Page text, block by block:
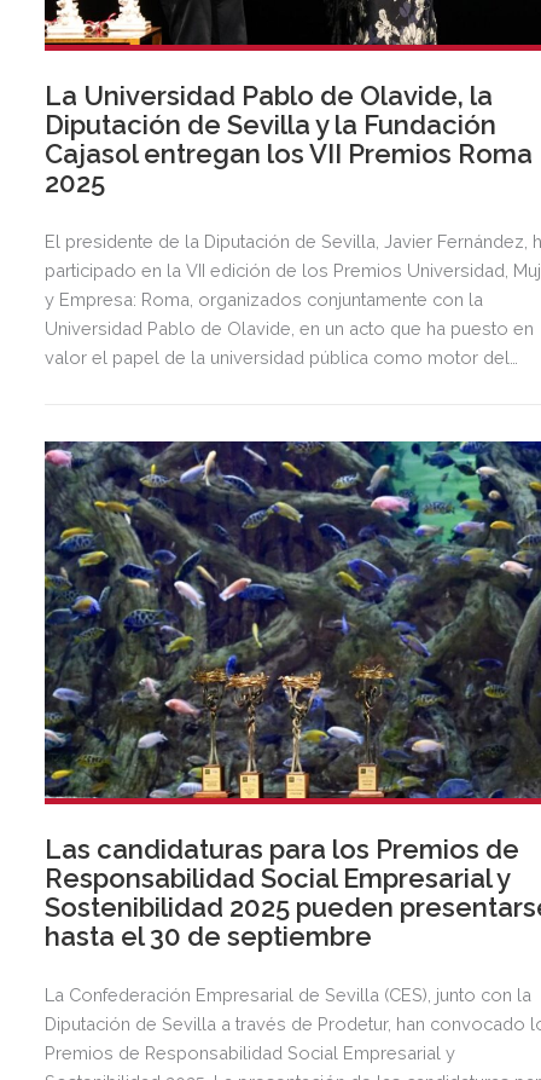
La Universidad Pablo de Olavide, la
Diputación de Sevilla y la Fundación
Cajasol entregan los VII Premios Roma
2025
El presidente de la Diputación de Sevilla, Javier Fernández,
participado en la VII edición de los Premios Universidad,
y Empresa: Roma, organizados conjuntamente con la
Universidad Pablo de Olavide, en un acto que ha puesto en
valor el papel de la universidad pública como motor del
Las candidaturas para los Premios de
Responsabilidad Social Empresarial y
Sostenibilidad 2025 pueden
hasta el 30 de septiembre
La Confederación Empresarial de Sevilla (CES), junto con la
Diputación de Sevilla a través de Prodetur, han convocado
Premios de Responsabilidad Social Empresarial y